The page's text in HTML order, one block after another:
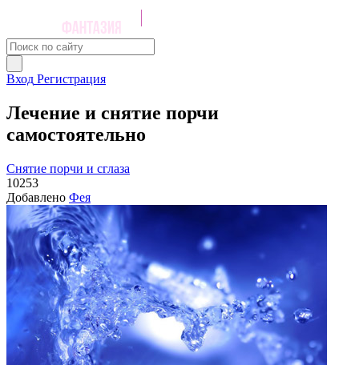
Вход Регистрация
Лечение и снятие порчи
самостоятельно
Снятие порчи и сглаза
10253
Добавлено Фея